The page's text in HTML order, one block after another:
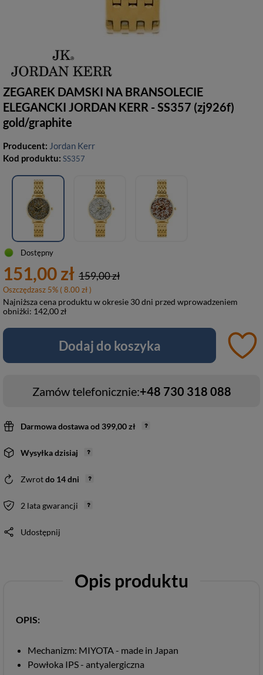
ZEGAREK DAMSKI NA BRANSOLECIE
ELEGANCKI JORDAN KERR - SS357 (zj926f)
gold/graphite
Producent: Jordan Kerr
Kod produktu: SS357
Dostępny
151,00 zł 159,00 zł
Oszczędzasz 5% ( 8.00 zł )
Najniższa cena produktu w okresie 30 dni przed wprowadzeniem
obniżki: 142,00 zł
Dodaj do koszyka
Zamów telefonicznie:+48 730 318 088
Darmowa dostawaod 399,00 zł
Wysyłkadzisiaj
Zwrotdo 14dni
2 lata gwarancji
Udostępnij
Opis produktu
OPIS:
Mechanizm: MIYOTA - made in Japan
Powłoka IPS - antyalergiczna